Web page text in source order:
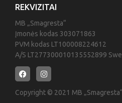
REKVIZITAI
MB „Smagresta“
Įmonės kodas 303071863
PVM kodas LT100008224612
A/S LT277300010135552899
Copyright © 2021 MB